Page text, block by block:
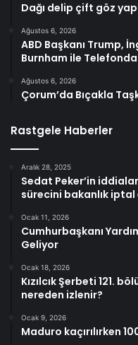
Dağı delip çift göz
Ağustos 6, 2026
ABD Başkanı Trump,
Burnham ile
Ağustos 6, 2026
Çorum’da Bıçakla
Rastgele Haberler
Aralık 28, 2025
Sedat Peker’in
sürecini bakanlık
Ocak 11, 2026
Cumhurbaşkanı
Geliyor
Ocak 18, 2026
Kızılcık Şerbeti 121.
nereden izlenir?
Ocak 9, 2026
Maduro kaçırılırken